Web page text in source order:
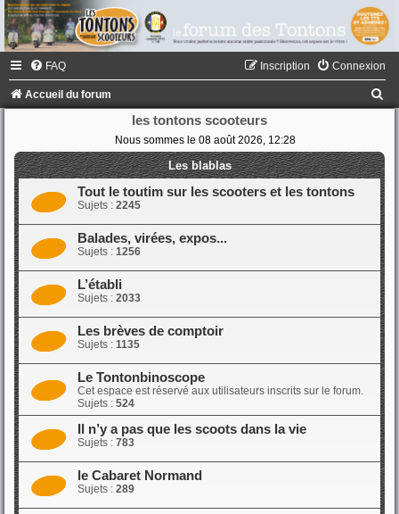
FAQ Connexion
Inscription
Accueil du forum
les tontons scooteurs
Nous sommes le 08 août 2026, 12:28
Les blablas
Tout le toutim sur les scooters et les tontons
Sujets : 2245
Balades, virées, expos...
Sujets : 1256
L’établi
Sujets : 2033
Les brèves de comptoir
Sujets : 1135
Le Tontonbinoscope
Cet espace est réservé aux utilisateurs inscrits sur le forum.
Sujets : 524
Il n’y a pas que les scoots dans la vie
Sujets : 783
le Cabaret Normand
Sujets : 289